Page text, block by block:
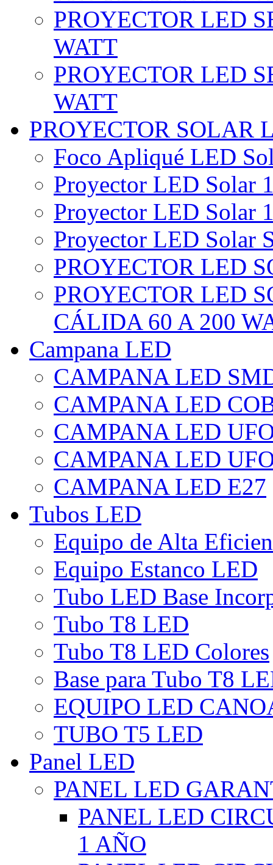
PROYECTOR LED
WATT
PROYECTOR LED
WATT
PROYECTOR SOLAR
Foco Apliqué LED
Proyector LED Solar
Proyector LED Solar
Proyector LED Solar
PROYECTOR LED
PROYECTOR LED
CÁLIDA 60 A 200
Campana LED
CAMPANA LED
CAMPANA LED
CAMPANA LED
CAMPANA LED
CAMPANA LED E27
Tubos LED
Equipo de Alta
Equipo Estanco LED
Tubo LED Base
Tubo T8 LED
Tubo T8 LED Colores
Base para Tubo T8
EQUIPO LED
TUBO T5 LED
Panel LED
PANEL LED
PANEL LED
1 AÑO